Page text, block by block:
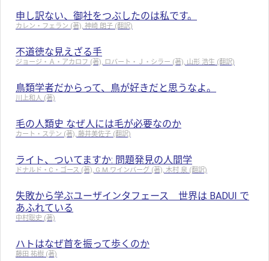
申し訳ない、御社をつぶしたのは私です。
カレン・フェラン (著), 神崎 朗子 (翻訳)
不道徳な見えざる手
ジョージ・Ａ・アカロフ (著), ロバート・Ｊ・シラー (著), 山形 浩生 (翻訳)
鳥類学者だからって、鳥が好きだと思うなよ。
川上和人 (著)
毛の人類史 なぜ人には毛が必要なのか
カート・ステン (著), 藤井美佐子 (翻訳)
ライト、ついてますか: 問題発見の人間学
ドナルド・C・ゴース (著), G.M.ワインバーグ (著), 木村 泉 (翻訳)
失敗から学ぶユーザインタフェース 世界は BADUI で
あふれている
中村聡史 (著)
ハトはなぜ首を振って歩くのか
藤田 祐樹 (著)